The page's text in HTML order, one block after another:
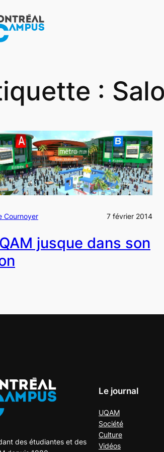
:
Cournoyer 7 février 2014
jusque dans son
des étudiantes et des
Le journal
UQAM
Société
Culture
Vidéos